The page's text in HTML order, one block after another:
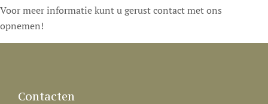
Voor meer informatie kunt u gerust contact met ons
opnemen!
Contacten